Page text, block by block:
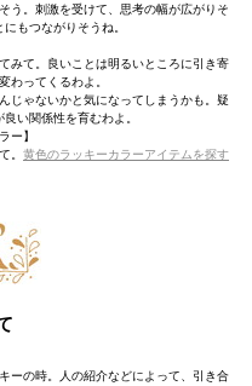
う。刺激を受けて、思考の幅が広がりそ
もつながりそうね。
みて。良いことは明るいところに引き寄
わってくるわよ。
じゃないかと気になってしまうかも。疑
い関係性を育むわよ。
ー】
。 黄色のラッキーカラーアイテムを探す
ーの時。人の紹介などによって、引き合